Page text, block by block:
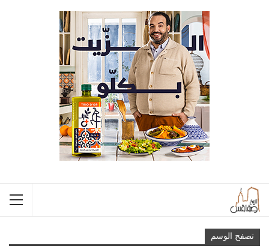
تصفح الوسم